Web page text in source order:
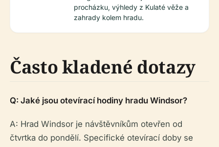
procházku, výhledy z Kulaté věže a
zahrady kolem hradu.
Často kladené dotazy
Q: Jaké jsou otevírací hodiny hradu Windsor?
A: Hrad Windsor je návštěvníkům otevřen od
čtvrtka do pondělí. Specifické otevírací doby se